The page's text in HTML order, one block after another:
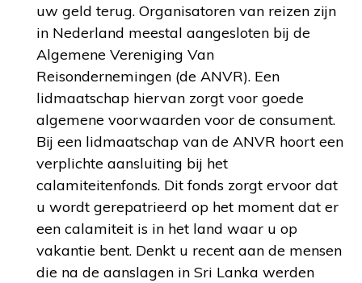
uw geld terug. Organisatoren van reizen zijn
in Nederland meestal aangesloten bij de
Algemene Vereniging Van
Reisondernemingen (de ANVR). Een
lidmaatschap hiervan zorgt voor goede
algemene voorwaarden voor de consument.
Bij een lidmaatschap van de ANVR hoort een
verplichte aansluiting bij het
calamiteitenfonds. Dit fonds zorgt ervoor dat
u wordt gerepatrieerd op het moment dat er
een calamiteit is in het land waar u op
vakantie bent. Denkt u recent aan de mensen
die na de aanslagen in Sri Lanka werden